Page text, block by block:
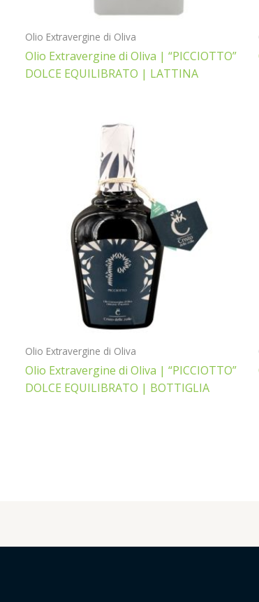
Olio Extravergine di Oliva
Olio Extravergine di Oliva | “PICCIOTTO”
DOLCE EQUILIBRATO | LATTINA
Olio Extravergine di Oliva
Olio Extravergine di Oliva | “PICCIOTTO”
DOLCE EQUILIBRATO | BOTTIGLIA